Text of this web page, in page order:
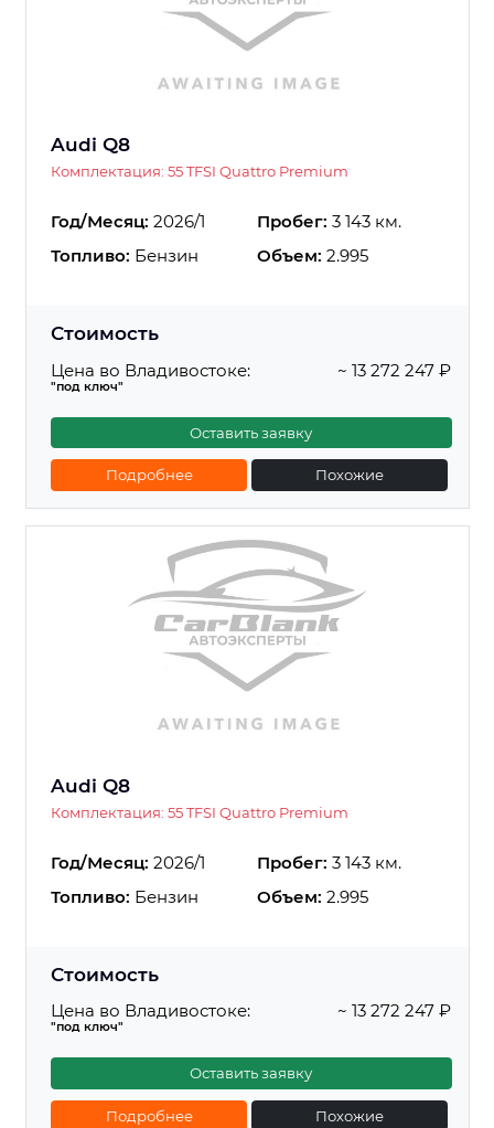
Audi Q8
Комплектация: 55 TFSI Quattro Premium
Год/Месяц: 2026/1 Пробег: 3 143 км.
Топливо: Бензин Объем: 2.995
Стоимость
Цена во Владивостоке:
"под ключ"
~ 13 272 247 ₽
Оставить заявку
Подробнее Похожие
Audi Q8
Комплектация: 55 TFSI Quattro Premium
Год/Месяц: 2026/1 Пробег: 3 143 км.
Топливо: Бензин Объем: 2.995
Стоимость
Цена во Владивостоке:
"под ключ"
~ 13 272 247 ₽
Оставить заявку
Подробнее Похожие